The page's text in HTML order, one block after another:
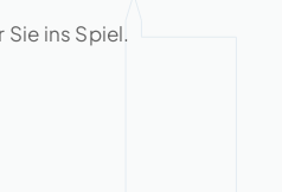
ins Spiel.